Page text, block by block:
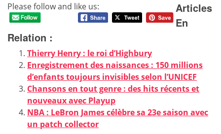
Please follow and like us:
Articles
En
Relation :
Thierry Henry : le roi d’Highbury
Enregistrement des naissances : 150 millions
d’enfants toujours invisibles selon l’UNICEF
Chansons en tout genre : des hits récents et
nouveaux avec Playup
NBA : LeBron James célèbre sa 23e saison avec
un patch collector